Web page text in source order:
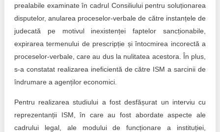
prealabile examinate în cadrul Consiliului pentru soluționarea
disputelor, anularea proceselor-verbale de către instanțele de
judecată pe motivul inexistenței faptelor sancționabile,
expirarea termenului de prescripție și întocmirea incorectă a
proceselor-verbale, care au dus la nulitatea acestora. În plus,
s-a constatat realizarea ineficientă de către ISM a sarcinii de
îndrumare a agenților economici.
Pentru realizarea studiului a fost desfășurat un interviu cu
reprezentanții ISM, în care au fost abordate aspecte ale
cadrului legal, ale modului de funcționare a instituției,